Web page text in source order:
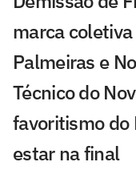
marca
Palmeiras e
Técnico do
favoritismo do
estar na final